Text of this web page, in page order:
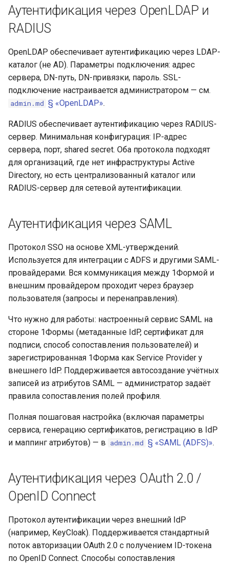
Аутентификация через OpenLDAP и
RADIUS
OpenLDAP обеспечивает аутентификацию через LDAP-
каталог (не AD). Параметры подключения: адрес
сервера, DN-путь, DN-привязки, пароль. SSL-
подключение настраивается администратором — см.
admin.md § «OpenLDAP».
RADIUS обеспечивает аутентификацию через RADIUS-
сервер. Минимальная конфигурация: IP-адрес
сервера, порт, shared secret. Оба протокола подходят
для организаций, где нет инфраструктуры Active
Directory, но есть централизованный каталог или
RADIUS-сервер для сетевой аутентификации.
Аутентификация через SAML
Протокол SSO на основе XML-утверждений.
Используется для интеграции с ADFS и другими SAML-
провайдерами. Вся коммуникация между 1Формой и
внешним провайдером проходит через браузер
пользователя (запросы и перенаправления).
Что нужно для работы: настроенный сервис SAML на
стороне 1Формы (метаданные IdP, сертификат для
подписи, способ сопоставления пользователей) и
зарегистрированная 1Форма как Service Provider у
внешнего IdP. Поддерживается автосоздание учётных
записей из атрибутов SAML — администратор задаёт
правила сопоставления полей профиля.
Полная пошаговая настройка (включая параметры
сервиса, генерацию сертификатов, регистрацию в IdP
и маппинг атрибутов) — в admin.md § «SAML (ADFS)».
Аутентификация через OAuth 2.0 /
OpenID Connect
Протокол аутентификации через внешний IdP
(например, KeyCloak). Поддерживается стандартный
поток авторизации OAuth 2.0 с получением ID-токена
по OpenID Connect. Способы сопоставления